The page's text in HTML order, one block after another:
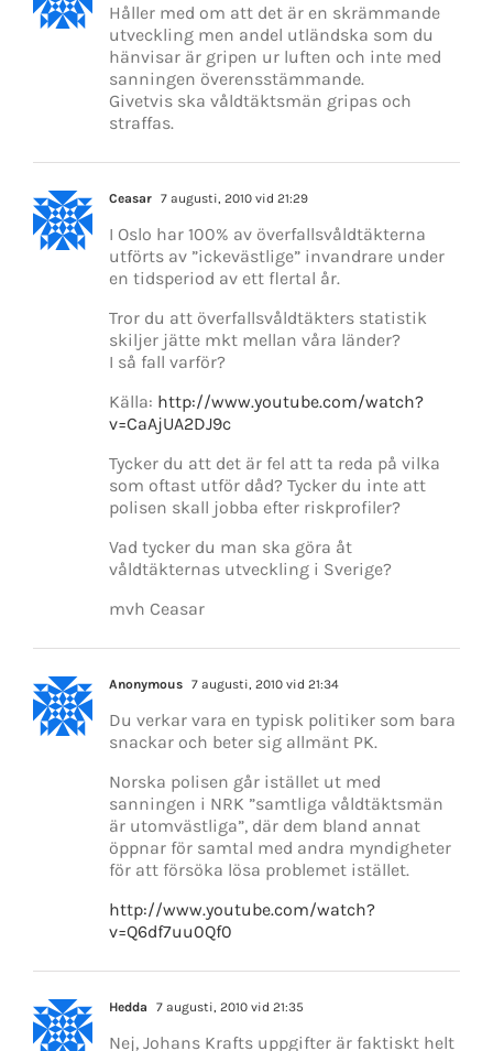
Håller med om att det är en skrämmande
utveckling men andel utländska som du
hänvisar är gripen ur luften och inte med
sanningen överensstämmande.
Givetvis ska våldtäktsmän gripas och
straffas.
Ceasar 7 augusti, 2010 vid 21:29
I Oslo har 100% av överfallsvåldtäkterna
utförts av ”ickevästlige” invandrare under
en tidsperiod av ett flertal år.
Tror du att överfallsvåldtäkters statistik
skiljer jätte mkt mellan våra länder?
I så fall varför?
Källa: http://www.youtube.com/watch?
v=CaAjUA2DJ9c
Tycker du att det är fel att ta reda på vilka
som oftast utför dåd? Tycker du inte att
polisen skall jobba efter riskprofiler?
Vad tycker du man ska göra åt
våldtäkternas utveckling i Sverige?
mvh Ceasar
Anonymous 7 augusti, 2010 vid 21:34
Du verkar vara en typisk politiker som bara
snackar och beter sig allmänt PK.
Norska polisen går istället ut med
sanningen i NRK ”samtliga våldtäktsmän
är utomvästliga”, där dem bland annat
öppnar för samtal med andra myndigheter
för att försöka lösa problemet istället.
http://www.youtube.com/watch?
v=Q6df7uu0Qf0
Hedda 7 augusti, 2010 vid 21:35
Nej, Johans Krafts uppgifter är faktiskt helt